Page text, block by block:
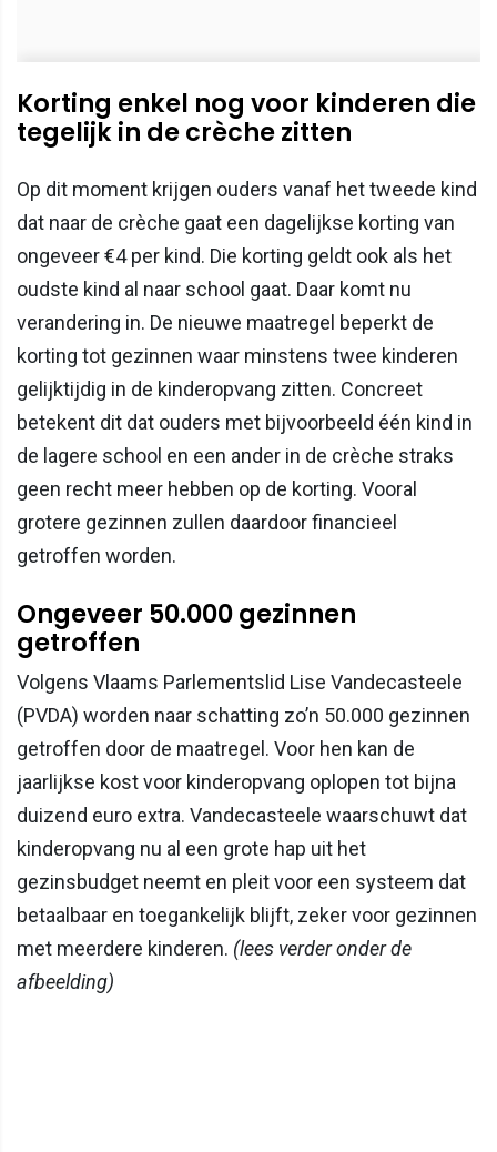
Korting enkel nog voor kinderen die
tegelijk in de crèche zitten
Op dit moment krijgen ouders vanaf het tweede kind
dat naar de crèche gaat een dagelijkse korting van
ongeveer €4 per kind. Die korting geldt ook als het
oudste kind al naar school gaat. Daar komt nu
verandering in. De nieuwe maatregel beperkt de
korting tot gezinnen waar minstens twee kinderen
gelijktijdig in de kinderopvang zitten. Concreet
betekent dit dat ouders met bijvoorbeeld één kind in
de lagere school en een ander in de crèche straks
geen recht meer hebben op de korting. Vooral
grotere gezinnen zullen daardoor financieel
getroffen worden.
Ongeveer 50.000 gezinnen
getroffen
Volgens Vlaams Parlementslid Lise Vandecasteele
(PVDA) worden naar schatting zo’n 50.000 gezinnen
getroffen door de maatregel. Voor hen kan de
jaarlijkse kost voor kinderopvang oplopen tot bijna
duizend euro extra. Vandecasteele waarschuwt dat
kinderopvang nu al een grote hap uit het
gezinsbudget neemt en pleit voor een systeem dat
betaalbaar en toegankelijk blijft, zeker voor gezinnen
met meerdere kinderen. (lees verder onder de
afbeelding)